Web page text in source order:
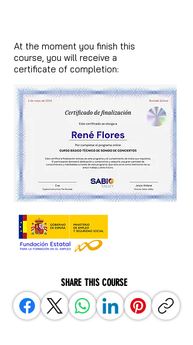
At the moment you finish this
course, you will receive a
certificate of completion:
SHARE THIS COURSE